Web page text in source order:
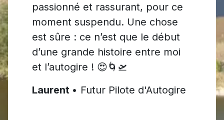
passionné et rassurant, pour ce
moment suspendu. Une chose
est sûre : ce n’est que le début
d’une grande histoire entre moi
et l’autogire ! 😍🌀🛫
Laurent • Futur Pilote d'Autogire